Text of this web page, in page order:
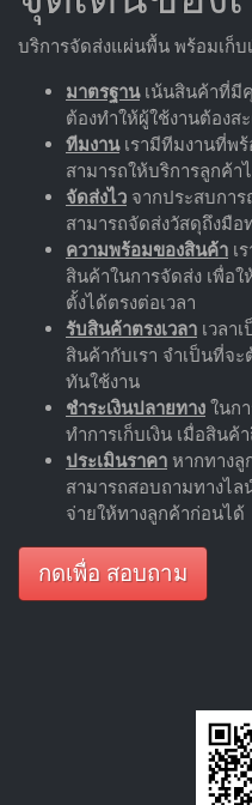
บริการจัดส่งแผ่นพื้น พร้อมเก็บ
มาตรฐานเน้นสินค้าที่มี
ต้องทำให้ผู้ใช้งานต้องส
ทีมงานเรามีทีมงานที่พร้
สามารถให้บริการลูกค้า
จัดส่งไว จากประสบกา
สามารถจัดส่งวัสดุถึงมือ
ความพร้อมของสินค้า เ
สินค้าในการจัดส่ง เพื่อ
ตั้งได้ตรงต่อเวลา
รับสินค้าตรงเวลา เวลา
สินค้ากับเรา จำเป็นที่จ
ทันใช้งาน
ชำระเงินปลายทาง ในก
ทำการเก็บเงิน เมื่อสินค้
ประเมินราคา หากทางลู
สามารถสอบถามทางไ
จ่ายให้ทางลูกค้าก่อนได้
กดเพื่อ สอบถาม